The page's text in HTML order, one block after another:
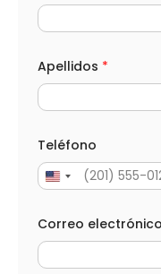
e
o
*
T
e
é
o
n
C
o
r
r
Apellidos *
Teléfono
Correo electrónico